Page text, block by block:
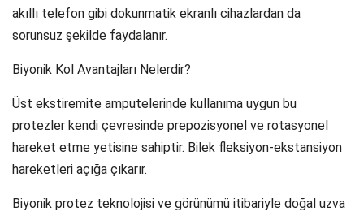
akıllı telefon gibi dokunmatik ekranlı cihazlardan da
sorunsuz şekilde faydalanır.
Biyonik Kol Avantajları Nelerdir?
Üst ekstiremite amputelerinde kullanıma uygun bu
protezler kendi çevresinde prepozisyonel ve rotasyonel
hareket etme yetisine sahiptir. Bilek fleksiyon-ekstansiyon
hareketleri açığa çıkarır.
Biyonik protez teknolojisi ve görünümü itibariyle doğal uzva